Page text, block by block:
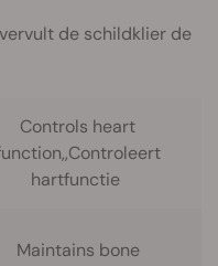
de schildklier de
Controls heart
hartfunctie
Maintains bone